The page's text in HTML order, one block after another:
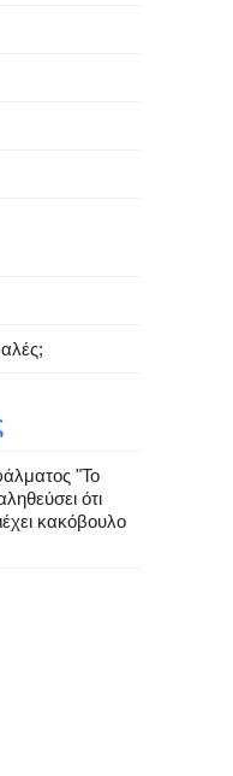
"Το
ότι
κακόβουλο